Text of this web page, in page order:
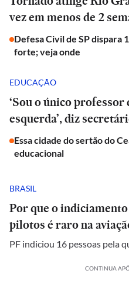
vez em menos de 2
Defesa Civil de SP dispara
forte; veja onde
EDUCAÇÃO
‘Sou o único
esquerda’, diz
Essa cidade do sertão do
educacional
BRASIL
Por que o
pilotos é raro na
PF indiciou 16 pessoas pela
CONTINUA